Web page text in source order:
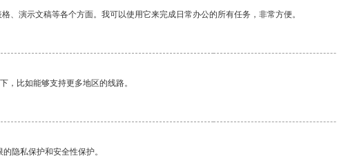
、演示文稿等各个方面。我可以使用它来完成日常办公的所有任务，非常方便。
，比如能够支持更多地区的线路。
隐私保护和安全性保护。